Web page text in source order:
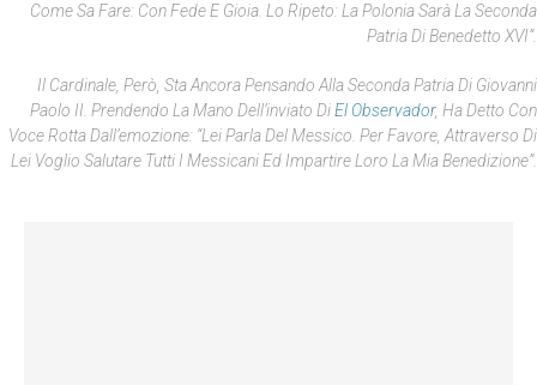
Come Sa Fare: Con Fede E Gioia. Lo Ripeto: La Polonia Sarà La Seconda
Patria Di Benedetto XVI”.
Il Cardinale, Però, Sta Ancora Pensando Alla Seconda Patria Di Giovanni
Paolo II. Prendendo La Mano Dell’inviato DiEl Observador, Ha Detto Con
Voce Rotta Dall’emozione: “Lei Parla Del Messico. Per Favore, Attraverso Di
Lei Voglio Salutare Tutti I Messicani Ed Impartire Loro La Mia Benedizione”.